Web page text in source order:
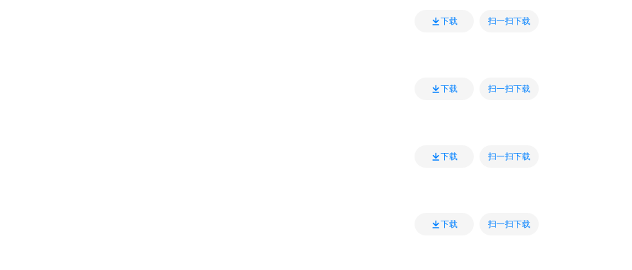
下载 扫一扫下载
下载 扫一扫下载
下载 扫一扫下载
下载 扫一扫下载